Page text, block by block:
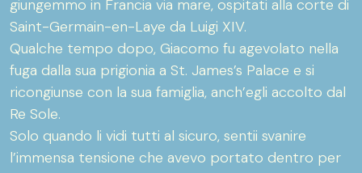
giungemmo in Francia via mare, ospitati alla corte di
Saint-Germain-en-Laye da Luigi XIV.
Qualche tempo dopo, Giacomo fu agevolato nella
fuga dalla sua prigionia a St. James’s Palace e si
ricongiunse con la sua famiglia, anch’egli accolto dal
Re Sole.
Solo quando li vidi tutti al sicuro, sentii svanire
l’immensa tensione che avevo portato dentro per